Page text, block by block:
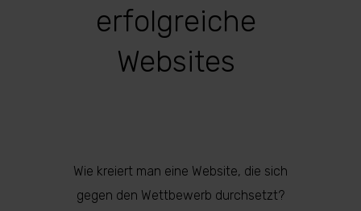
erfolgreiche
Websites
Wie kreiert man eine Website, die sich
gegen den Wettbewerb durchsetzt?